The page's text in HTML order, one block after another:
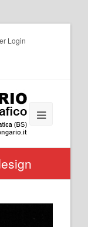
Login